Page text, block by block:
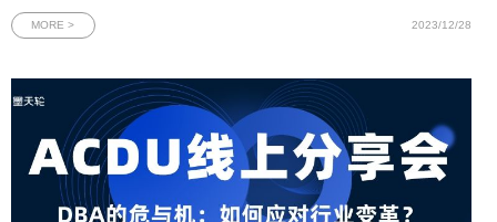
“广州市第二批隐形冠军企业”——网思科技：为广州地区的数字化产业添砖加
MORE > 2023/12/28